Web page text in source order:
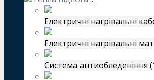
Електричні нагрівальні
Електричні нагрівальні
Система антиобледеніння